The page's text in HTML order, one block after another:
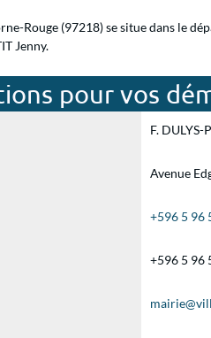
Rouge (97218) se situe dans le
Jenny.
pour vos
F. DULYS-
Avenue
+596 5 96
+596 5 96